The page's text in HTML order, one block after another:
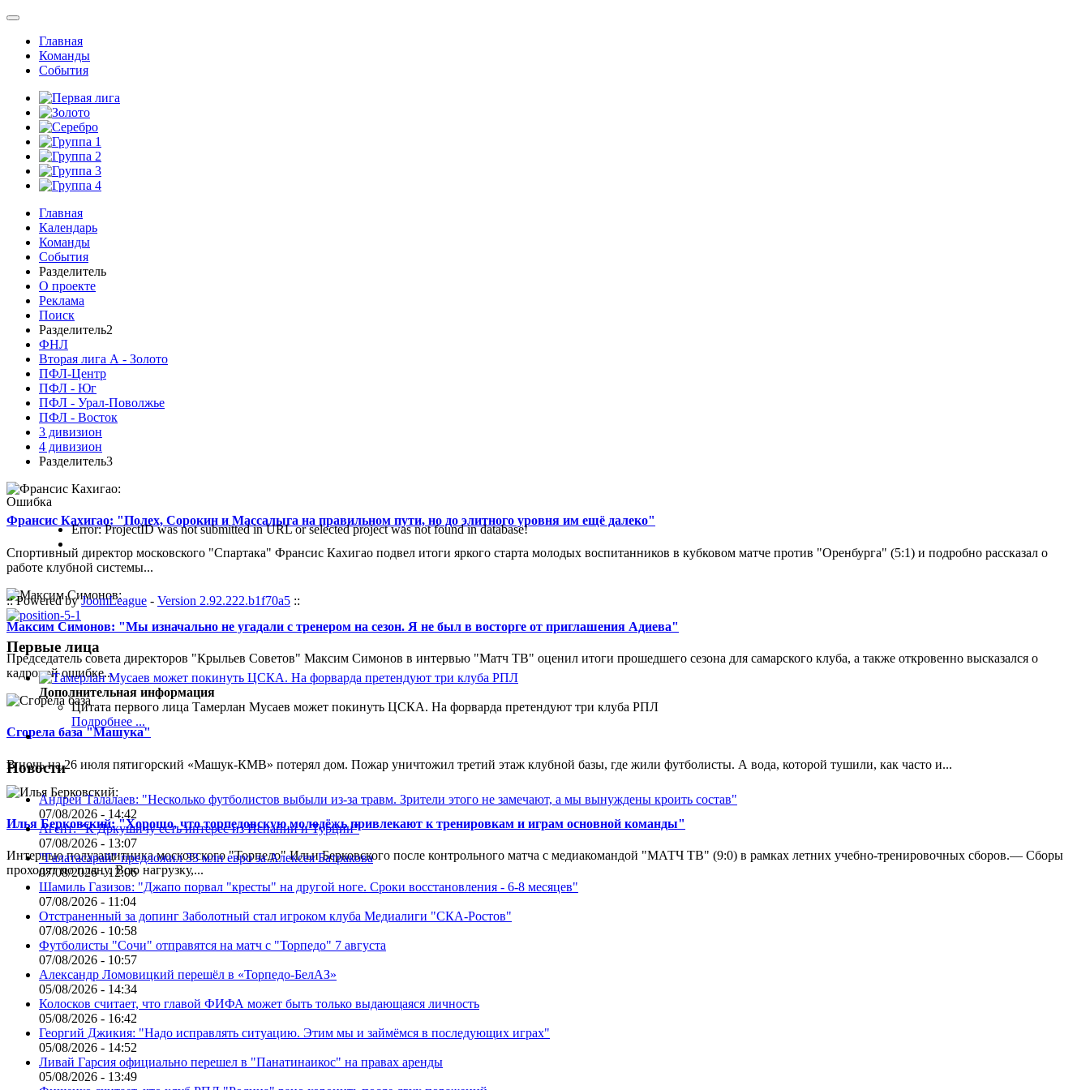
Главная
Команды
События
Главная
Календарь
Команды
События
Разделитель
О проекте
Реклама
Поиск
Разделитель2
ФНЛ
Вторая лига А - Золото
ПФЛ-Центр
ПФЛ - Юг
ПФЛ - Урал-Поволжье
ПФЛ - Восток
3 дивизион
4 дивизион
Разделитель3
Франсис Кахигао: "Полех, Сорокин и Массалыга на правильном пути, но до элитного уровня им ещё далеко"
Спортивный директор московского "Спартака" Франсис Кахигао подвел итоги яркого старта молодых воспитанников в кубковом матче против "Оренбурга" (5:1) и подробно рассказал о
работе клубной системы...
Максим Симонов: "Мы изначально не угадали с тренером на сезон. Я не был в восторге от приглашения Адиева"
Председатель совета директоров "Крыльев Советов" Максим Симонов в интервью "Матч ТВ" оценил итоги прошедшего сезона для самарского клуба, а также откровенно высказался о
кадровой ошибке...
Сгорела база "Машука"
В ночь на 26 июля пятигорский «Машук-КМВ» потерял дом. Пожар уничтожил третий этаж клубной базы, где жили футболисты. А вода, которой тушили, как часто и...
Илья Берковский: "Хорошо, что торпедовскую молодёжь привлекают к тренировкам и играм основной команды"
Интервью полузащитника московского "Торпедо" Ильи Берковского после контрольного матча с медиакомандой "МАТЧ ТВ" (9:0) в рамках летних учебно-тренировочных сборов.— Сборы
проходят по плану. Всю нагрузку,...
Ошибка
Error: ProjectID was not submitted in URL or selected project was not found in database!
:: Powered byJoomLeague - Version 2.92.222.b1f70a5 ::
Первые лица
Дополнительная информация
Цитата первого лица Тамерлан Мусаев может покинуть ЦСКА. На форварда претендуют три клуба РПЛ
Подробнее ...
Новости
Андрей Талалаев: "Несколько футболистов выбыли из-за травм. Зрители этого не замечают, а мы вынуждены кроить состав"
07/08/2026 - 14:42
Агент: "К Дркушичу есть интерес из Испании и Турции"
07/08/2026 - 13:07
"Галатасарай" предложил 33 млн евро за Алексея Батракова
07/08/2026 - 12:06
Шамиль Газизов: "Джапо порвал "кресты" на другой ноге. Сроки восстановления - 6-8 месяцев"
07/08/2026 - 11:04
Отстраненный за допинг Заболотный стал игроком клуба Медиалиги "СКА-Ростов"
07/08/2026 - 10:58
Футболисты "Сочи" отправятся на матч с "Торпедо" 7 августа
07/08/2026 - 10:57
Александр Ломовицкий перешёл в «Торпедо-БелАЗ»
05/08/2026 - 14:34
Колосков считает, что главой ФИФА может быть только выдающаяся личность
05/08/2026 - 16:42
Георгий Джикия: "Надо исправлять ситуацию. Этим мы и займёмся в последующих играх"
05/08/2026 - 14:52
Ливай Гарсия официально перешел в "Панатинаикос" на правах аренды
05/08/2026 - 13:49